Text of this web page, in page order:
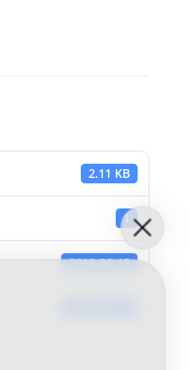
2.11 KB
1
2016-06-15